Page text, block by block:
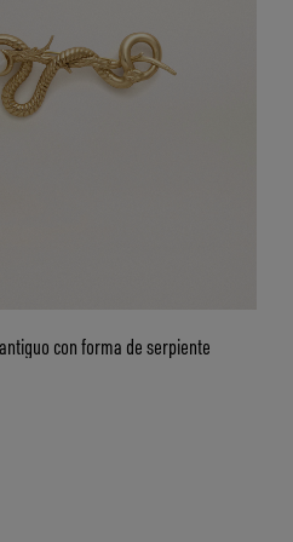
con forma de serpiente